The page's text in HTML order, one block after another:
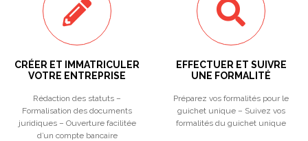
CRÉER ET IMMATRICULER
VOTRE ENTREPRISE
Rédaction des statuts –
Formalisation des documents
juridiques – Ouverture facilitée
d’un compte bancaire
EFFECTUER ET SUIVRE
UNE FORMALITÉ
Préparez vos formalités pour le
guichet unique – Suivez vos
formalités du guichet unique